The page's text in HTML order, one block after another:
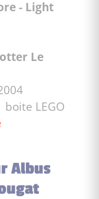
- Light
Le
LEGO
Albus